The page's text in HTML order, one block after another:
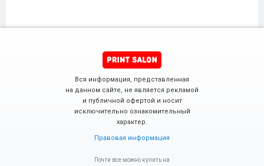
Вся информация, представленная
на данном сайте, не является рекламой
и публичной офертой и носит
исключительно ознакомительный
характер.
Правовая информация
Почти все можно купить на